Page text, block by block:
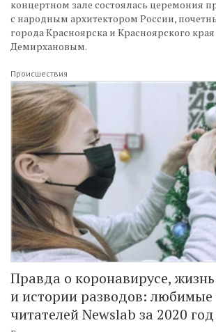
концертном зале состоялась церемония
с народным архитектором России,
города Красноярска и Красноярского
Демирхановым.
Происшествия
Правда о коронавирусе,
и истории разводов: любимые
читателей Newslab за 2020 год